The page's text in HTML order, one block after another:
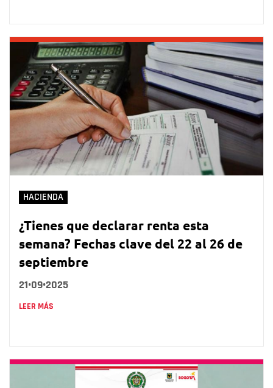
HACIENDA
¿Tienes que declarar renta esta
semana? Fechas clave del 22 al 26 de
septiembre
21•09•2025
LEER MÁS